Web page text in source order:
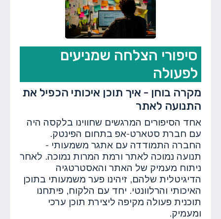
סיפורי הצלחה שמניעים
לפעולה
מקרה בוחן - איך תוכן איכותי הכפיל את
התנועה לאתר
אחד הסיפורים המרגשים שחווינו בלקסה היה
עם חברת סטארט-אפ בתחום הפינטק.
החברה התמודדה עם אתגר משמעותי -
תנועה נמוכה לאתר ורמת המרות נמוכה. לאחר
ניתוח מעמיק של האתר והאסטרטגיה
הדיגיטלית שלהם, זיהינו פער משמעותי בתוכן
האיכותי והרלוונטי. יחד עם הלקוח, פיתחנו
תוכנית פעולה מקיפה ליצירת תוכן ערכי
ומעמיק.